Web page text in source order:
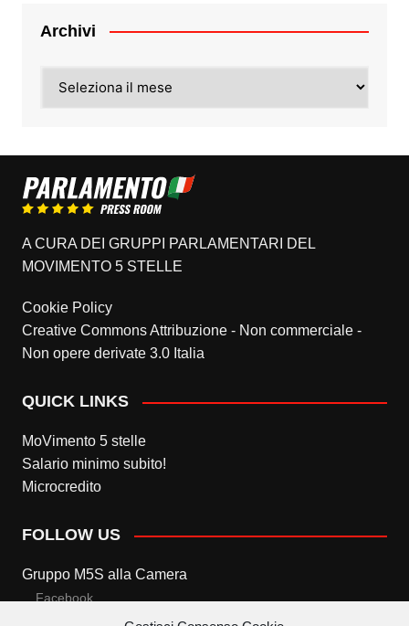
Archivi
A CURA DEI GRUPPI PARLAMENTARI DEL
MOVIMENTO 5 STELLE
Cookie Policy
Creative Commons Attribuzione - Non commerciale -
Non opere derivate 3.0 Italia
QUICK LINKS
MoVimento 5 stelle
Salario minimo subito!
Microcredito
FOLLOW US
Gruppo M5S alla Camera
Facebook